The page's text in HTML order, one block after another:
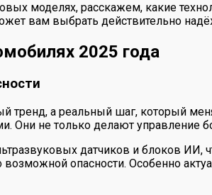
моделях, расскажем, какие
вам выбрать действительно
2025 года
тренд, а реальный шаг, который
Они не только делают управление
датчиков и блоков
опасности. Особенно